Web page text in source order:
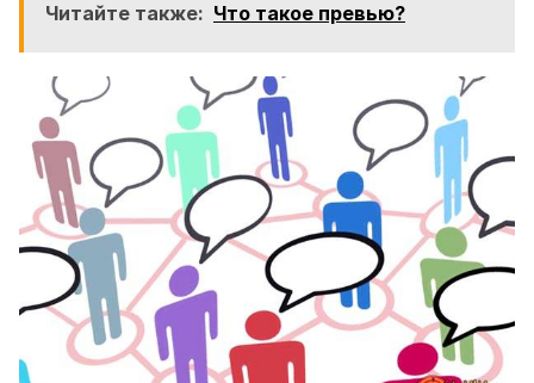
Читайте также: Что такое превью?